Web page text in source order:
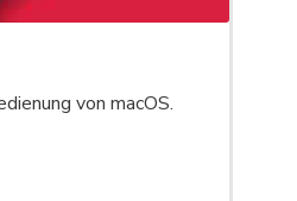
von macOS.